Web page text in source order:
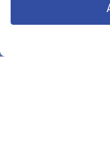
© VBL 2026